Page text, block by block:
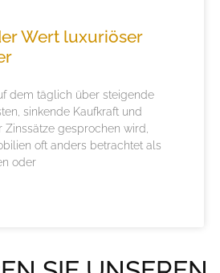
Wert luxuriöser
dem täglich über steigende
sinkende Kaufkraft und
gesprochen wird,
oft anders betrachtet als
oder